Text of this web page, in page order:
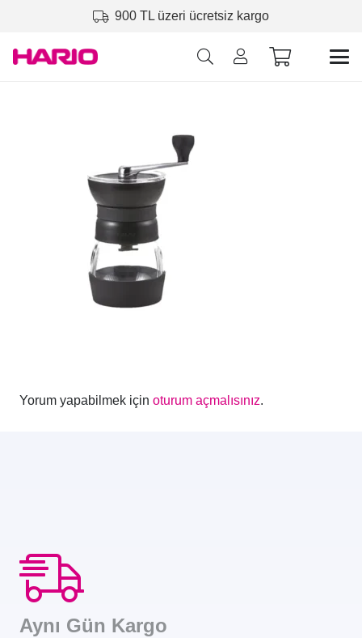
900 TL üzeri ücretsiz kargo
Yorum yapabilmek için oturum açmalısınız.
Aynı Gün Kargo